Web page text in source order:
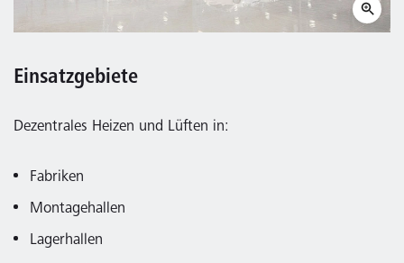
Einsatzgebiete
Dezentrales Heizen und Lüften in:
Fabriken
Montagehallen
Lagerhallen